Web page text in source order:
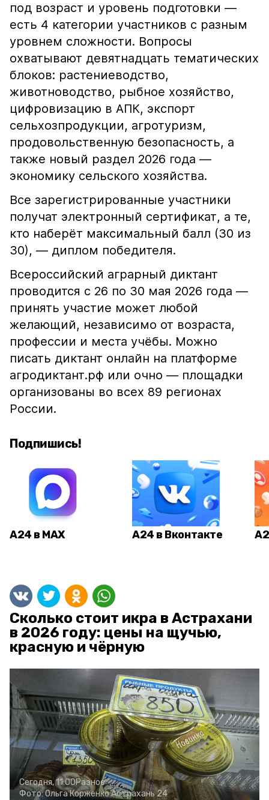
под возраст и уровень подготовки —
есть 4 категории участников с разным
уровнем сложности. Вопросы
охватывают девятнадцать тематических
блоков: растениеводство,
животноводство, рыбное хозяйство,
цифровизацию в АПК, экспорт
сельхозпродукции, агротуризм,
продовольственную безопасность, а
также новый раздел 2026 года —
экономику сельского хозяйства.
Все зарегистрированные участники
получат электронный сертификат, а те,
кто наберёт максимальный балл (30 из
30), — диплом победителя.
Всероссийский аграрный диктант
проводится с 26 по 30 мая 2026 года —
принять участие может любой
желающий, независимо от возраста,
профессии и места учёбы. Можно
писать диктант онлайн на платформе
агродиктант.рф или очно — площадки
организованы во всех 89 регионах
России.
Подпишись!
А24 в MAX А24 в Вконтакте
Сколько стоит икра в Астрахани
в 2026 году: цены на щучью,
красную и чёрную
Сегодня, 11:00Разное
Фото:Ольга КорженкоАстрахань 24